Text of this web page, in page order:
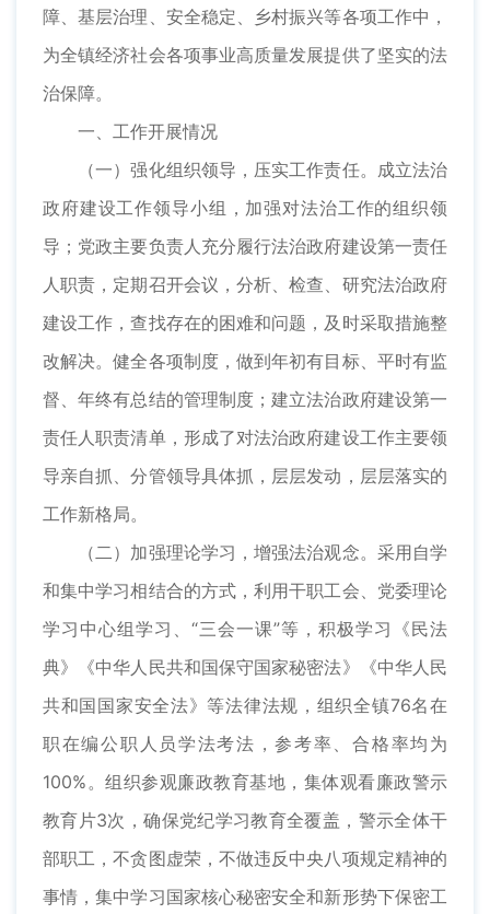
障、基层治理、安全稳定、乡村振兴等各项工作中，
为全镇经济社会各项事业高质量发展提供了坚实的法
治保障。
一、工作开展情况
（一）强化组织领导，压实工作责任。成立法治
政府建设工作领导小组，加强对法治工作的组织领
导；党政主要负责人充分履行法治政府建设第一责任
人职责，定期召开会议，分析、检查、研究法治政府
建设工作，查找存在的困难和问题，及时采取措施整
改解决。健全各项制度，做到年初有目标、平时有监
督、年终有总结的管理制度；建立法治政府建设第一
责任人职责清单，形成了对法治政府建设工作主要领
导亲自抓、分管领导具体抓，层层发动，层层落实的
工作新格局。
（二）加强理论学习，增强法治观念。采用自学
和集中学习相结合的方式，利用干职工会、党委理论
学习中心组学习、“三会一课”等，积极学习《民法
典》《中华人民共和国保守国家秘密法》《中华人民
共和国国家安全法》等法律法规，组织全镇76名在
职在编公职人员学法考法，参考率、合格率均为
100%。组织参观廉政教育基地，集体观看廉政警示
教育片3次，确保党纪学习教育全覆盖，警示全体干
部职工，不贪图虚荣，不做违反中央八项规定精神的
事情，集中学习国家核心秘密安全和新形势下保密工